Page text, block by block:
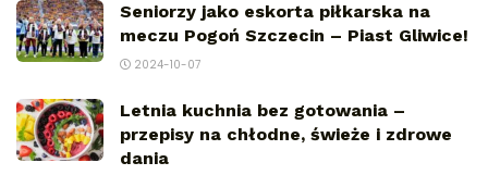
Seniorzy jako eskorta piłkarska na
meczu Pogoń Szczecin – Piast Gliwice!
2024-10-07
Letnia kuchnia bez gotowania –
przepisy na chłodne, świeże i zdrowe
dania